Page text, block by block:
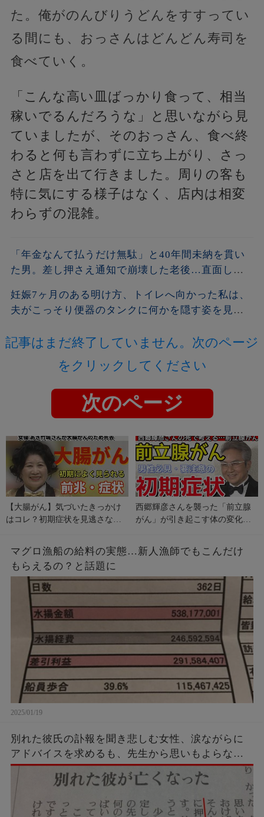
た。俺がのんびりうどんをすすってい
る間にも、おっさんはどんどん寿司を
食べていく。
「こんな高い皿ばっかり食って、相当
稼いでるんだろうな」と思いながら見
ていましたが、そのおっさん、食べ終
わると何も言わずに立ち上がり、さっ
さと店を出て行きました。周りの客も
特に気にする様子はなく、店内は相変
わらずの混雑。
「年金なんて払うだけ無駄」と40年間未納を貫い
た男。差し押さえ通知で崩壊した老後…直面した
妊娠7ヶ月のある明け方、トイレへ向かった私は、
夫がこっそり便器のタンクに何かを隠す姿を見て
は声も出せず凍りついた――
記事はまだ終了していません。次のページ
をクリックしてください
次のページ
【大腸がん】気づいたきっかけ
はコレ？初期症状を見逃さない
西郷輝彦さんを襲った「前立腺
がん」が引き起こす体の変化。
マグロ漁船の給料の実態…新人漁師でもこんだけ
もらえるの？と話題に
2025/01/19
別れた彼氏の訃報を聞き悲しむ女性、涙ながらに
アドバイスを求めるも、先生から思いもよらない
強烈カウンターを受けてしまう…